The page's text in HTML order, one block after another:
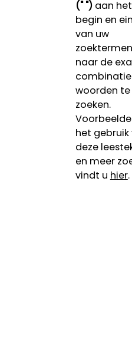
(" ")aan het
begin en
van uw
naar de
woorden te
zoeken.
het gebruik
deze
en meer
vindt u hier.